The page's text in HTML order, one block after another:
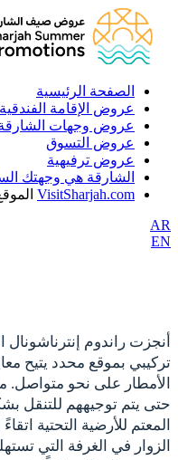
الصفحة الرئيسية
عروض الإقامة الفندقية
عروض وجهات
عروض التسوق
عروض ترفيهية
الشارقة هي وجهتك
VisitSharjah.com
AR
EN
أنجزت راندوم
تركيبي بموقع محدد يتيح
الأمطار على نحو متواصل.
حتى يتم توجيههم للتنقل
المعتم للأرضية التحتية